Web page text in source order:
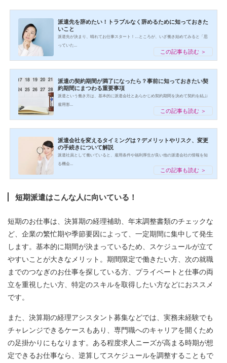
派遣先を辞めたい！トラブルなく辞めるために知っておきた
いこと
派遣先が決まり、晴れてお仕事スタート！…ところが、いざ働き始めてみると「思
っていた...
この記事も読む ＞
派遣の契約期間が満了になったら？事前に知っておきたい契
約期間にまつわる重要事項
派遣という働き方は、基本的に派遣会社とあらかじめ契約期間を決めて契約を結ぶ
雇用形...
この記事も読む ＞
派遣会社を変えるタイミングは？デメリットやリスク、変更
の手続きについて解説
派遣社員として働いていると、雇用条件や福利厚生が良い他の派遣会社の情報を知
る機会...
この記事も読む ＞
短期派遣はこんな人に向いている！
短期のお仕事は、決算期の経理補助、年末調整書類のチェックな
ど、企業の繁忙期や季節要因によって、一定期間に集中して発生
します。基本的に期間が決まっているため、スケジュールが立て
やすいことが大きなメリット。期間限定で働きたい方、次の就職
までのつなぎのお仕事を探している方、プライベートと仕事の両
立を重視したい方、特定のスキルを取得したい方などにおススメ
です。
また、決算期の経理アシスタント募集などでは、実務未経験でも
チャレンジできるケースもあり、専門職へのキャリアを開くため
の足掛かりにもなります。ある程度求人ニーズが高まる時期が想
定できるお仕事なら、逆算してスケジュールを調整することもで